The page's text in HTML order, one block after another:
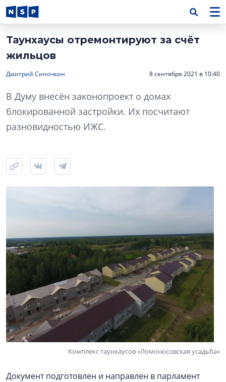
Таунхаусы отремонтируют за счёт
жильцов
Дмитрий Синочкин 8 сентября 2021 в 10:40
В Думу внесён законопроект о домах
блокированной застройки. Их посчитают
разновидностью ИЖС.
Комплекс таунхаусов «Ломоносовская усадьба»
Документ подготовлен и направлен в парламент